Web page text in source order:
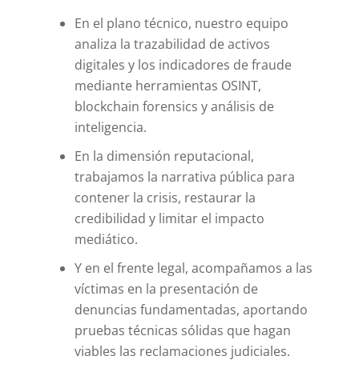
En el plano técnico, nuestro equipo
analiza la trazabilidad de activos
digitales y los indicadores de fraude
mediante herramientas OSINT,
blockchain forensics y análisis de
inteligencia.
En la dimensión reputacional,
trabajamos la narrativa pública para
contener la crisis, restaurar la
credibilidad y limitar el impacto
mediático.
Y en el frente legal, acompañamos a las
víctimas en la presentación de
denuncias fundamentadas, aportando
pruebas técnicas sólidas que hagan
viables las reclamaciones judiciales.